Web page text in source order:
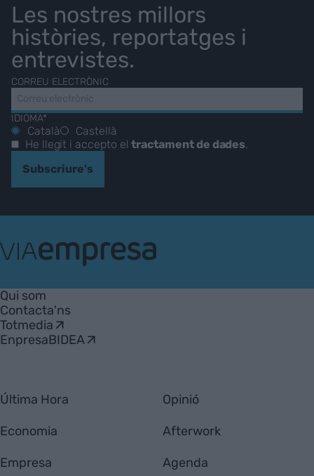
Les nostres millors
històries, reportatges i
entrevistes.
CORREU ELECTRÒNIC
IDIOMA*
Català
Castellà
He llegit i accepto eltractament de dades
Subscriure's
Empresa
Qui som
Contacta'ns
Totmedia
EnpresaBIDEA
Última Hora
Economia
Empresa
Opinió
Afterwork
Agenda